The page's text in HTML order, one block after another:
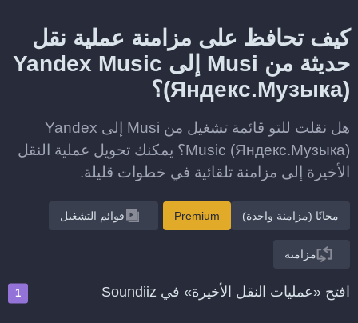
كيف تحافظ على مزامنة عملية نقل
حديثة من Musi إلى Yandex Music
(Яндекс.Музыка)؟
هل نقلت للتو قائمة تشغيل من Musi إلى Yandex
Music (Яндекс.Музыка)؟ يمكنك تحويل عملية النقل
الأخيرة إلى مزامنة تلقائية في خطوات قليلة.
مجانًا (مزامنة واحدة) Premium قوائم التشغيل
مزامنة
افتح «عمليات النقل الأخيرة» في Soundiiz